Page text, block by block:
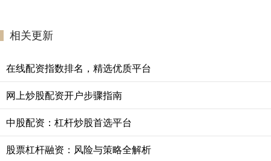
相关更新
在线配资指数排名，精选优质平台
网上炒股配资开户步骤指南
中股配资：杠杆炒股首选平台
股票杠杆融资：风险与策略全解析